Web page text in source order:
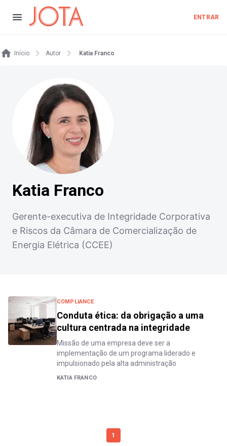
ENTRAR
Início Autor Katia Franco
Katia Franco
Gerente-executiva de Integridade Corporativa
e Riscos da Câmara de Comercialização de
Energia Elétrica (CCEE)
COMPLIANCE
Conduta ética: da obrigação a uma
cultura centrada na integridade
Missão de uma empresa deve ser a
implementação de um programa liderado e
impulsionado pela alta administração
KATIA FRANCO
1